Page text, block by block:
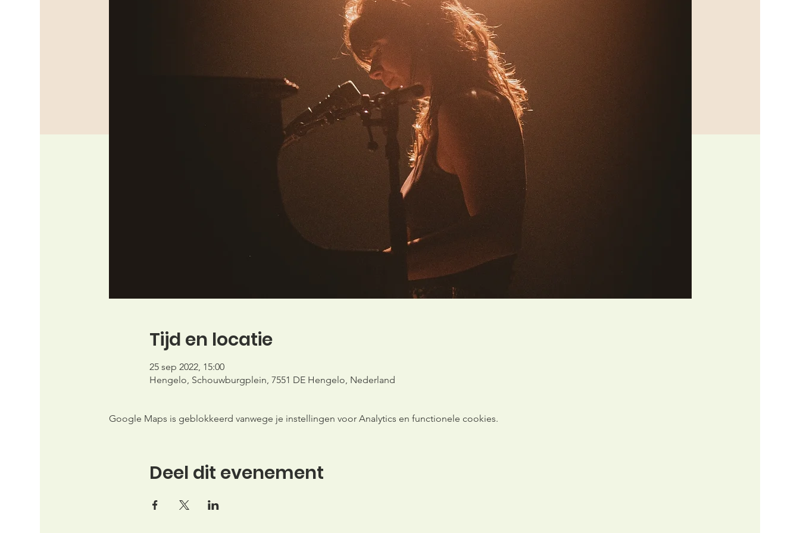
Tijd en locatie
25 sep 2022, 15:00
Hengelo, Schouwburgplein, 7551 DE Hengelo, Nederland
Google Maps is geblokkeerd vanwege je instellingen voor Analytics en functionele cookies.
Deel dit evenement